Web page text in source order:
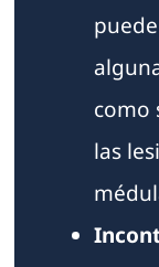
como
las